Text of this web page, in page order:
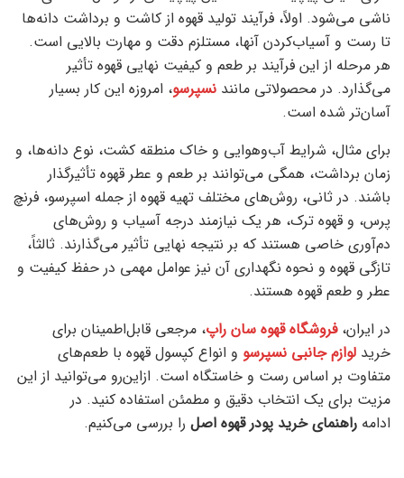
ناشی می‌شود. اولاً، فرآیند تولید قهوه از کاشت و برداشت دانه‌ها
تا رست و آسیاب‌کردن آنها، مستلزم دقت و مهارت بالایی است.
هر مرحله از این فرآیند بر طعم و کیفیت نهایی قهوه تأثیر
می‌گذارد. در محصولاتی مانند نسپرسو، امروزه این کار بسیار
آسان‌تر شده است.
برای مثال، شرایط آب‌وهوایی و خاک منطقه کشت، نوع دانه‌ها، و
زمان برداشت، همگی می‌توانند بر طعم و عطر قهوه تأثیرگذار
باشند. در ثانی، روش‌های مختلف تهیه قهوه از جمله اسپرسو، فرنچ
پرس، و قهوه ترک، هر یک نیازمند درجه آسیاب و روش‌های
دم‌آوری خاصی هستند که بر نتیجه نهایی تأثیر می‌گذارند. ثالثاً،
تازگی قهوه و نحوه نگهداری آن نیز عوامل مهمی در حفظ کیفیت و
عطر و طعم قهوه هستند.
در ایران،فروشگاه قهوه سان راپ، مرجعی قابل‌اطمینان برای
خرید لوازم جانبی نسپرسو و انواع کپسول قهوه با طعم‌های
متفاوت بر اساس رست و خاستگاه است. ازاین‌رو می‌توانید از این
مزیت برای یک انتخاب دقیق و مطمئن استفاده کنید. در
ادامه راهنمای خرید پودر قهوه اصل را بررسی می‌کنیم.